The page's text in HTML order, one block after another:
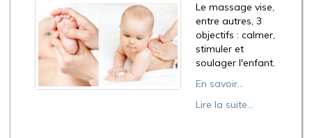
Le massage vise,
entre autres, 3
objectifs : calmer,
stimuler et
soulager l'enfant.
En savoir...
Lire la suite...